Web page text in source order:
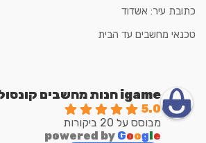
כתובת עיר: אשדוד
טכנאי מחשבים עד הבית
igame חנות מחשבים קונסולות וגיימיניג
5.0
מבוסס על 20 ביקורות
powered by Google